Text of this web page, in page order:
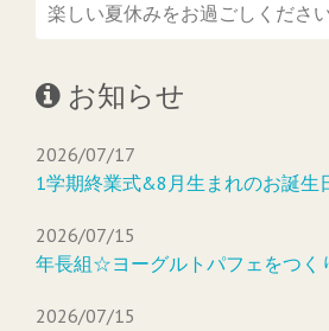
楽しい夏休みをお過ごしくださ
お知らせ
2026/07/17
1学期終業式&8月生まれのお誕生
2026/07/15
年長組☆ヨーグルトパフェをつく
2026/07/15